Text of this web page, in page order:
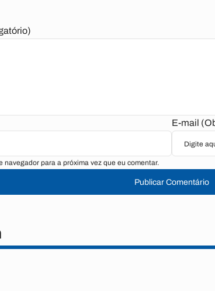
E-mail
navegador para a próxima vez que eu comentar.
Publicar Comentário